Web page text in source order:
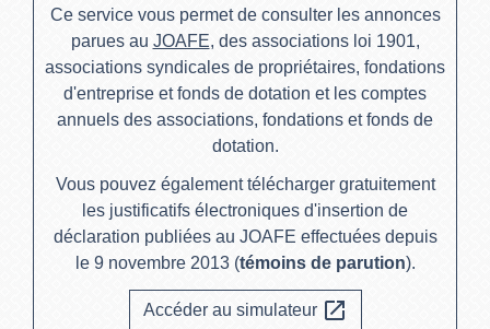
Ce service vous permet de consulter les annonces
parues au JOAFE, des associations loi 1901,
associations syndicales de propriétaires, fondations
d'entreprise et fonds de dotation et les comptes
annuels des associations, fondations et fonds de
dotation.
Vous pouvez également télécharger gratuitement
les justificatifs électroniques d'insertion de
déclaration publiées au JOAFE effectuées depuis
le 9 novembre 2013 (témoins de parution).
Accéder au simulateur open_in_new